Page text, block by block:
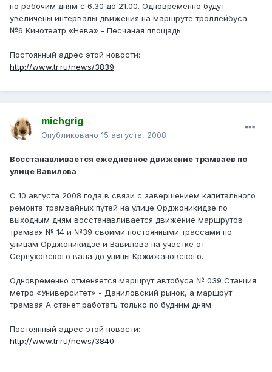
по рабочим дням с 6.30 до 21.00. Одновременно будут
увеличены интервалы движения на маршруте троллейбуса
№6 Кинотеатр «Нева» - Песчаная площадь.
Постоянный адрес этой новости:
http://www.tr.ru/news/3839
michgrig
Опубликовано 15 августа, 2008
Восстанавливается ежедневное движение трамваев по
улице Вавилова
С 10 августа 2008 года в связи с завершением капитального
ремонта трамвайных путей на улице Орджоникидзе по
выходным дням восстанавливается движение маршрутов
трамвая № 14 и №39 своими постоянными трассами по
улицам Орджоникидзе и Вавилова на участке от
Серпуховского вала до улицы Кржижановского.
Одновременно отменяется маршрут автобуса № 039 Станция
метро «Университет» - Даниловский рынок, а маршрут
трамвая А станет работать только по будним дням.
Постоянный адрес этой новости:
http://www.tr.ru/news/3840